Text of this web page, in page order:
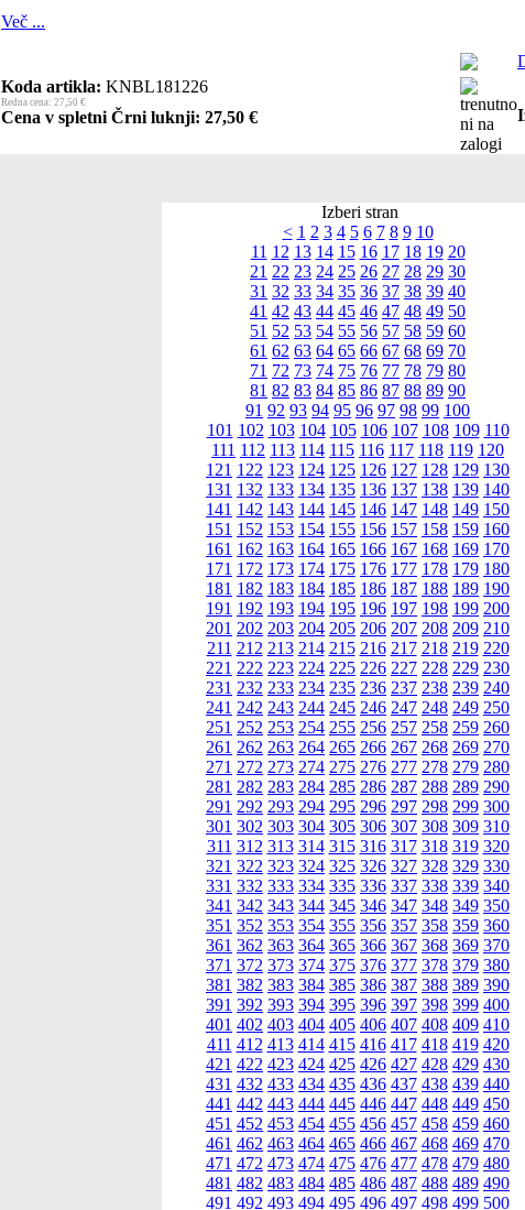
Več ...
Koda artikla: KNBL181226
Redna cena: 27,50 €
Cena v spletni Črni luknji: 27,50 €
Izberi stran
< 1 2 3 4 5 6 7 8 9 10
11 12 13 14 15 16 17 18 19 20
21 22 23 24 25 26 27 28 29 30
31 32 33 34 35 36 37 38 39 40
41 42 43 44 45 46 47 48 49 50
51 52 53 54 55 56 57 58 59 60
61 62 63 64 65 66 67 68 69 70
71 72 73 74 75 76 77 78 79 80
81 82 83 84 85 86 87 88 89 90
91 92 93 94 95 96 97 98 99 100
101 102 103 104 105 106 107 108 109 110
111 112 113 114 115 116 117 118 119 120
121 122 123 124 125 126 127 128 129 130
131 132 133 134 135 136 137 138 139 140
141 142 143 144 145 146 147 148 149 150
151 152 153 154 155 156 157 158 159 160
161 162 163 164 165 166 167 168 169 170
171 172 173 174 175 176 177 178 179 180
181 182 183 184 185 186 187 188 189 190
191 192 193 194 195 196 197 198 199 200
201 202 203 204 205 206 207 208 209 210
211 212 213 214 215 216 217 218 219 220
221 222 223 224 225 226 227 228 229 230
231 232 233 234 235 236 237 238 239 240
241 242 243 244 245 246 247 248 249 250
251 252 253 254 255 256 257 258 259 260
261 262 263 264 265 266 267 268 269 270
271 272 273 274 275 276 277 278 279 280
281 282 283 284 285 286 287 288 289 290
291 292 293 294 295 296 297 298 299 300
301 302 303 304 305 306 307 308 309 310
311 312 313 314 315 316 317 318 319 320
321 322 323 324 325 326 327 328 329 330
331 332 333 334 335 336 337 338 339 340
341 342 343 344 345 346 347 348 349 350
351 352 353 354 355 356 357 358 359 360
361 362 363 364 365 366 367 368 369 370
371 372 373 374 375 376 377 378 379 380
381 382 383 384 385 386 387 388 389 390
391 392 393 394 395 396 397 398 399 400
401 402 403 404 405 406 407 408 409 410
411 412 413 414 415 416 417 418 419 420
421 422 423 424 425 426 427 428 429 430
431 432 433 434 435 436 437 438 439 440
441 442 443 444 445 446 447 448 449 450
451 452 453 454 455 456 457 458 459 460
461 462 463 464 465 466 467 468 469 470
471 472 473 474 475 476 477 478 479 480
481 482 483 484 485 486 487 488 489 490
491 492 493 494 495 496 497 498 499 500